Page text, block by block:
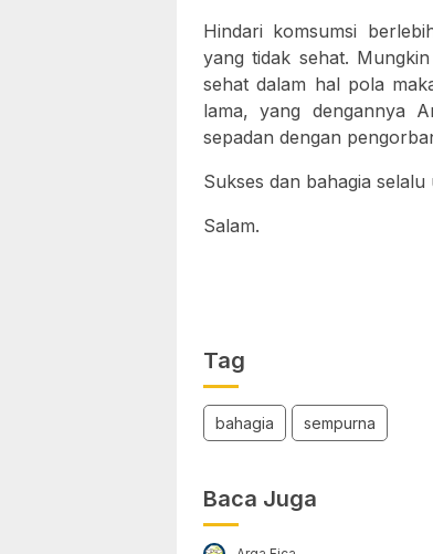
Hindari komsumsi
yang tidak sehat.
sehat dalam hal pola
lama, yang dengannya
sepadan dengan
Sukses dan bahagia selalu
Salam.
Tag
bahagia sempurna
Baca Juga